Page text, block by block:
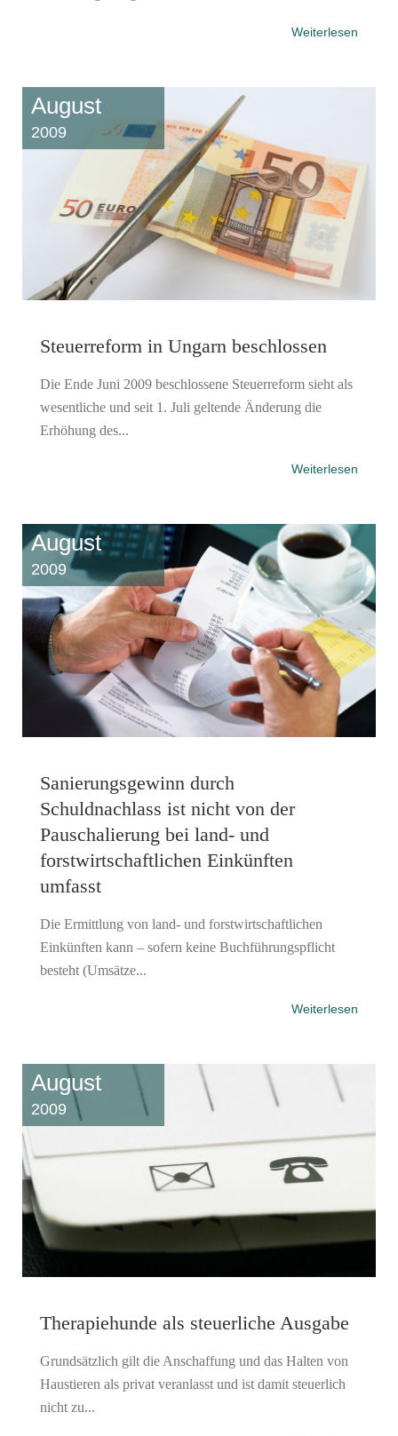
Weiterlesen
August
2009
Steuerreform in Ungarn beschlossen
Die Ende Juni 2009 beschlossene Steuerreform sieht als
wesentliche und seit 1. Juli geltende Änderung die
Erhöhung des...
Weiterlesen
August
2009
Sanierungsgewinn durch
Schuldnachlass ist nicht von der
Pauschalierung bei land- und
forstwirtschaftlichen Einkünften
umfasst
Die Ermittlung von land- und forstwirtschaftlichen
Einkünften kann – sofern keine Buchführungspflicht
besteht (Umsätze...
Weiterlesen
August
2009
Therapiehunde als steuerliche Ausgabe
Grundsätzlich gilt die Anschaffung und das Halten von
Haustieren als privat veranlasst und ist damit steuerlich
nicht zu...